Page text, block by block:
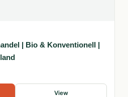
| Bio & Konventionell |
View